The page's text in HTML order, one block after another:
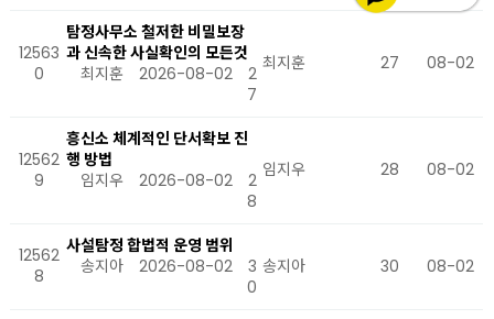
12563
0
탐정사무소 철저한 비밀보장
과 신속한 사실확인의 모든것
최지훈
2026-08-02
2
7
최지훈 27 08-02
12562
9
흥신소 체계적인 단서확보 진
행 방법
임지우
2026-08-02
2
8
임지우 28 08-02
12562
8
사설탐정 합법적 운영 범위
송지아
2026-08-02
3
0
송지아 30 08-02